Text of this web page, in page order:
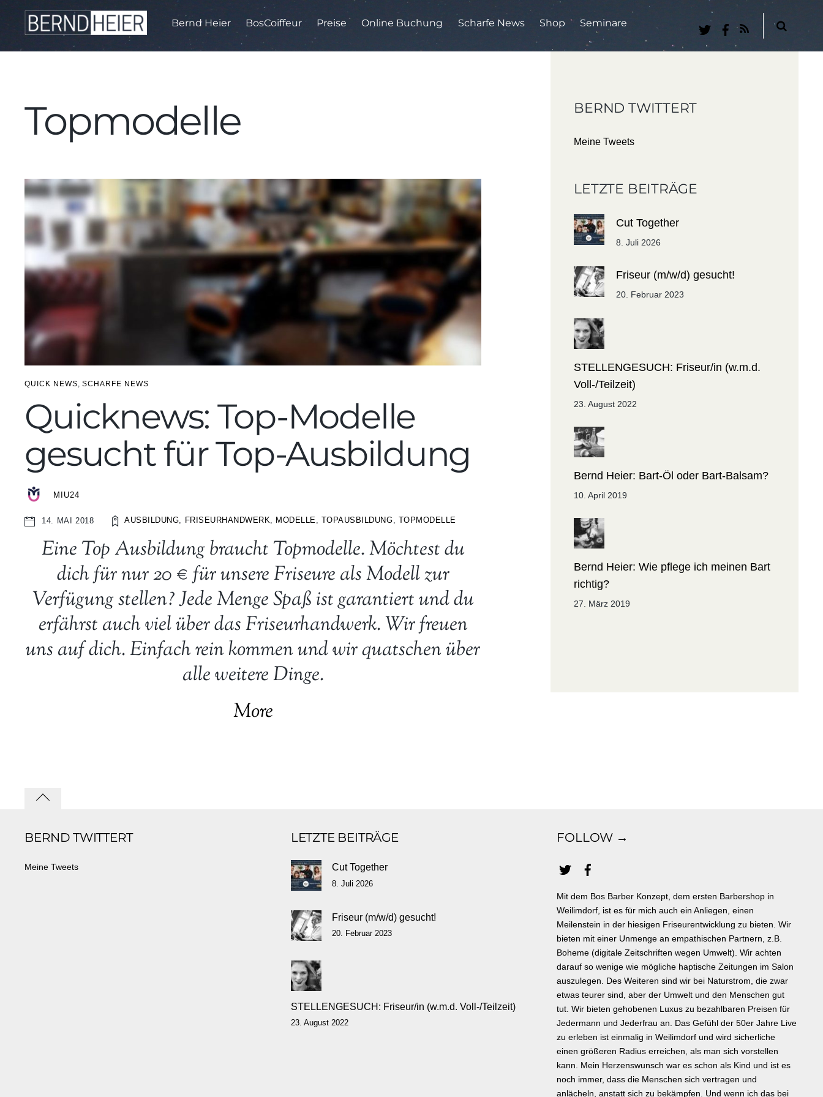
RSS
Bernd Heier BosCoiffeur Preise Online Buchung Scharfe News Shop Seminare
Topmodelle
QUICK NEWS ,SCHARFE NEWS
Quicknews: Top-Modelle
gesucht für Top-Ausbildung
MIU24
14. MAI 2018 AUSBILDUNG, FRISEURHANDWERK, MODELLE, TOPAUSBILDUNG, TOPMODELLE
Eine Top Ausbildung braucht Topmodelle. Möchtest du
dich für nur 20 € für unsere Friseure als Modell zur
Verfügung stellen? Jede Menge Spaß ist garantiert und du
erfährst auch viel über das Friseurhandwerk. Wir freuen
uns auf dich. Einfach rein kommen und wir quatschen über
alle weitere Dinge.
More
BERND TWITTERT
Meine Tweets
LETZTE BEITRÄGE
Cut Together
8. Juli 2026
Friseur (m/w/d) gesucht!
20. Februar 2023
STELLENGESUCH: Friseur/in (w.m.d.
Voll-/Teilzeit)
23. August 2022
Bernd Heier: Bart-Öl oder Bart-Balsam?
10. April 2019
Bernd Heier: Wie pflege ich meinen Bart
richtig?
27. März 2019
Back
top
BERND TWITTERT
Meine Tweets
LETZTE BEITRÄGE
Cut Together
8. Juli 2026
Friseur (m/w/d) gesucht!
20. Februar 2023
STELLENGESUCH: Friseur/in (w.m.d. Voll-/Teilzeit)
23. August 2022
FOLLOW →
Mit dem Bos Barber Konzept, dem ersten Barbershop in
Weilimdorf, ist es für mich auch ein Anliegen, einen
Meilenstein in der hiesigen Friseurentwicklung zu bieten. Wir
bieten mit einer Unmenge an empathischen Partnern, z.B.
Boheme (digitale Zeitschriften wegen Umwelt). Wir achten
darauf so wenige wie mögliche haptische Zeitungen im Salon
auszulegen. Des Weiteren sind wir bei Naturstrom, die zwar
etwas teurer sind, aber der Umwelt und den Menschen gut
tut. Wir bieten gehobenen Luxus zu bezahlbaren Preisen für
Jedermann und Jederfrau an. Das Gefühl der 50er Jahre Live
zu erleben ist einmalig in Weilimdorf und wird sicherliche
einen größeren Radius erreichen, als man sich vorstellen
kann. Mein Herzenswunsch war es schon als Kind und ist es
noch immer, dass die Menschen sich vertragen und
anlächeln, anstatt sich zu bekämpfen. Und wenn ich das bei